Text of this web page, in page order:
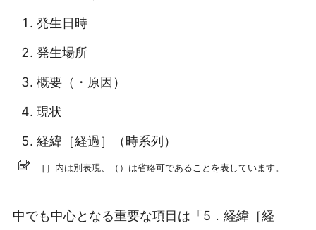
発生日時
発生場所
概要（・原因）
現状
経緯［経過］（時系列）
［］内は別表現、（）は省略可であることを表しています。
中でも中心となる重要な項目は「5．経緯［経